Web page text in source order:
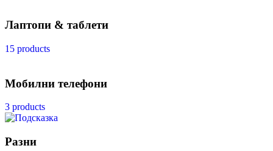
Лаптопи & таблети
15 products
Мобилни телефони
3 products
Разни